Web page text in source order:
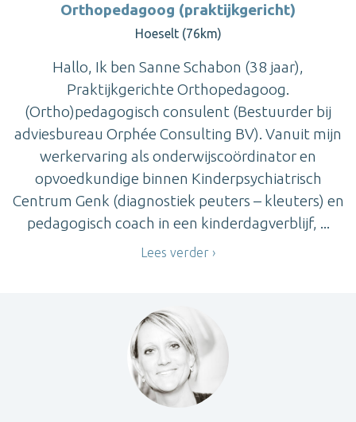
Orthopedagoog (praktijkgericht)
Hoeselt (76km)
Hallo, Ik ben Sanne Schabon (38 jaar),
Praktijkgerichte Orthopedagoog.
(Ortho)pedagogisch consulent (Bestuurder bij
adviesbureau Orphée Consulting BV). Vanuit mijn
werkervaring als onderwijscoördinator en
opvoedkundige binnen Kinderpsychiatrisch
Centrum Genk (diagnostiek peuters – kleuters) en
pedagogisch coach in een kinderdagverblijf, ...
Lees verder